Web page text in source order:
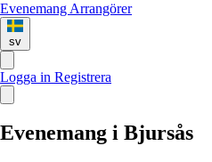
Evenemang Arrangörer
sv
Logga in Registrera
Evenemang i Bjursås